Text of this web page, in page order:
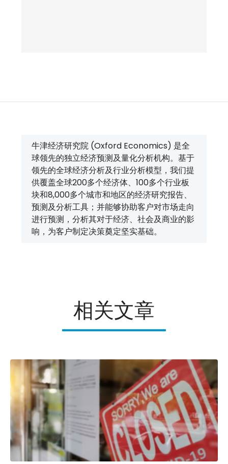
牛津经济研究院 (Oxford Economics) 是全
球领先的独立经济预测及量化分析机构。基于
领先的全球经济分析及行业分析模型，我们提
供覆盖全球200多个经济体、100多个行业板
块和8,000多个城市和地区的经济研究报告、
预测及分析工具；并能够协助客户对市场走向
进行预测，分析其对于经济、社会及商业的影
响，为客户制定决策奠定坚实基础。
相关文章